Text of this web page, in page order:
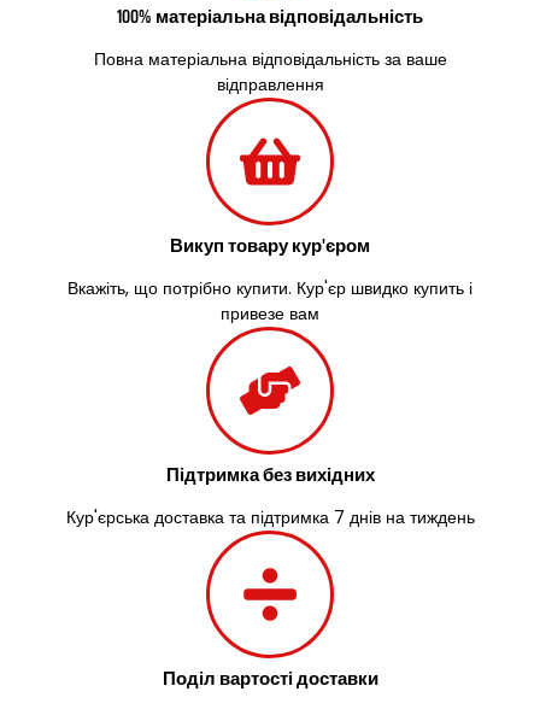
100% матеріальна відповідальність
Повна матеріальна відповідальність за ваше
відправлення
Викуп товару кур'єром
Вкажіть, що потрібно купити. Кур'єр швидко купить і
привезе вам
Підтримка без вихідних
Кур'єрська доставка та підтримка 7 днів на тиждень
Поділ вартості доставки
Трускавець
Тульчин
Великий Омеляник
Верхнедніпровськ
Вільнянськ
Вишгород